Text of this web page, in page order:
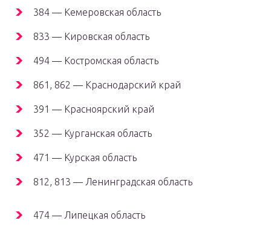
384 — Кемеровская область
833 — Кировская область
494 — Костромская область
861, 862 — Краснодарский край
391 — Красноярский край
352 — Курганская область
471 — Курская область
812, 813 — Ленинградская область
474 — Липецкая область